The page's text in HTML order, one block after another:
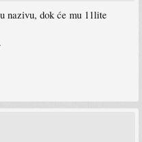
nazivu, dok će mu 11lite